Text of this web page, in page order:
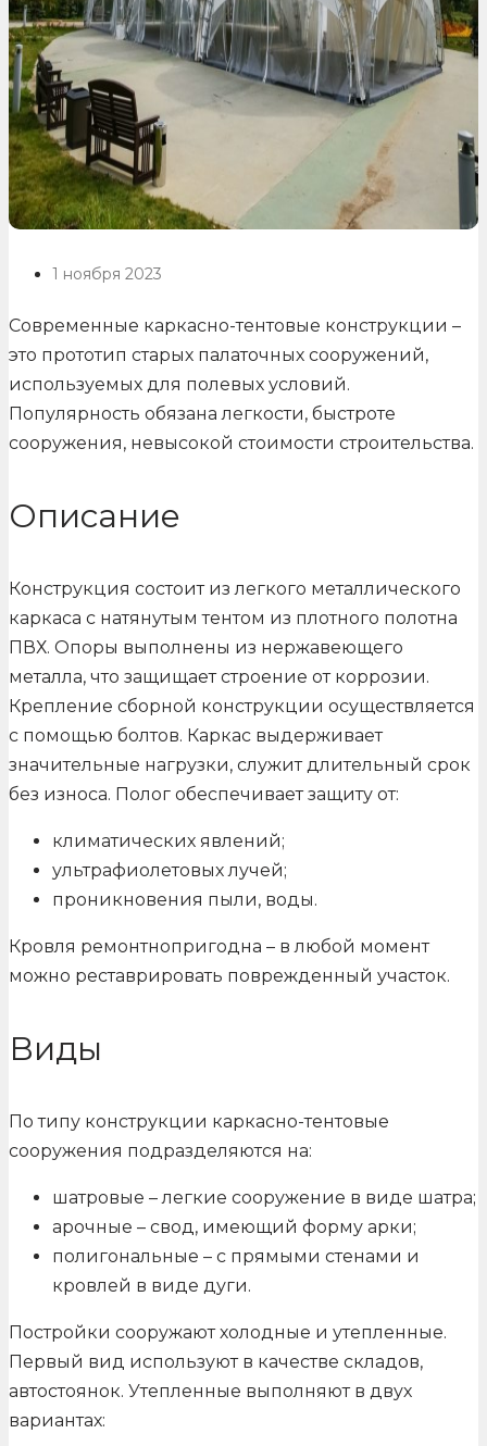
1 ноября 2023
Современные каркасно-тентовые конструкции –
это прототип старых палаточных сооружений,
используемых для полевых условий.
Популярность обязана легкости, быстроте
сооружения, невысокой стоимости строительства.
Описание
Конструкция состоит из легкого металлического
каркаса с натянутым тентом из плотного полотна
ПВХ. Опоры выполнены из нержавеющего
металла, что защищает строение от коррозии.
Крепление сборной конструкции осуществляется
с помощью болтов. Каркас выдерживает
значительные нагрузки, служит длительный срок
без износа. Полог обеспечивает защиту от:
климатических явлений;
ультрафиолетовых лучей;
проникновения пыли, воды.
Кровля ремонтнопригодна – в любой момент
можно реставрировать поврежденный участок.
Виды
По типу конструкции каркасно-тентовые
сооружения подразделяются на:
шатровые – легкие сооружение в виде шатра;
арочные – свод, имеющий форму арки;
полигональные – с прямыми стенами и
кровлей в виде дуги.
Постройки сооружают холодные и утепленные.
Первый вид используют в качестве складов,
автостоянок. Утепленные выполняют в двух
вариантах: